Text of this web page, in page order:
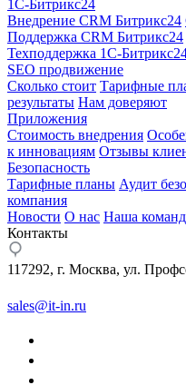
1С-Битрикс24
Внедрение CRM Битрикс24
Поддержка CRM Битрикс24
Техподдержка 1С-
SEO продвижение
Сколько стоит Тарифные
результаты Нам доверяют
Приложения
Стоимость внедрения
к инновациям Отзывы
Безопасность
Тарифные планы Аудит
компания
Новости О нас Наша
Контакты
117292, г. Москва, ул.
sales@it-in.ru